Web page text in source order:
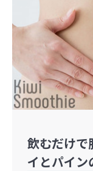
飲むだけで
イとパイン